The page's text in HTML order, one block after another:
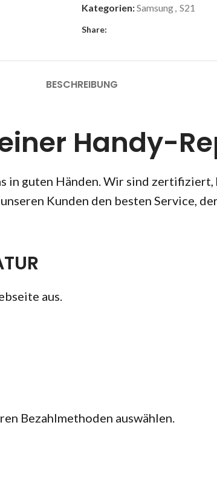
Kategorien:Samsung S21
Share:
BESCHREIBUNG
Handy-
in guten Händen. Wir sind zertifiziert,
Kunden den besten Service,
aus.
Bezahlmethoden auswählen.